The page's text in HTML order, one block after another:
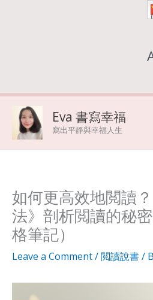
Eva 書寫幸福
寫出平靜與幸福人生
如何更高效地閲讀
法》剖析閲讀的秘
格筆記）
Leave a Comment/閲讀說書/